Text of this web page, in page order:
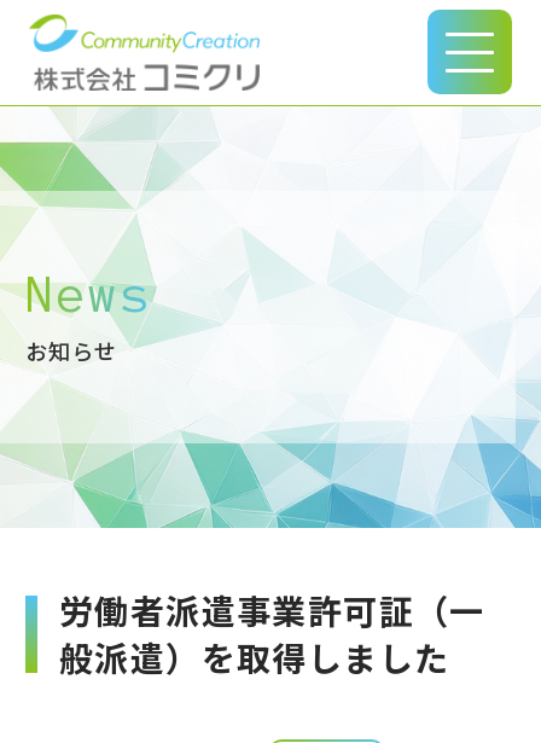
News
お知らせ
労働者派遣事業許可証（一
般派遣）を取得しました